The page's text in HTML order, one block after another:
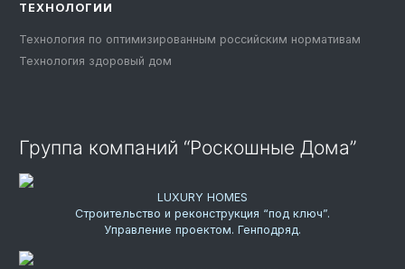
ТЕХНОЛОГИИ
Технология по оптимизированным российским нормативам
Технология здоровый дом
Группа компаний “Роскошные Дома”
LUXURY HOMES
Строительство и реконструкция “под ключ”.
Управление проектом. Генподряд.